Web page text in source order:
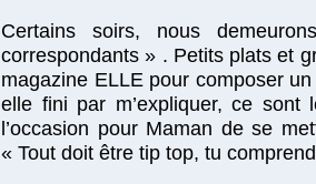
Certains soirs, nous
correspondants » . Petits plats et
magazine ELLE pour composer
elle fini par m’expliquer, ce sont
l’occasion pour Maman de se
« Tout doit être tip top, tu